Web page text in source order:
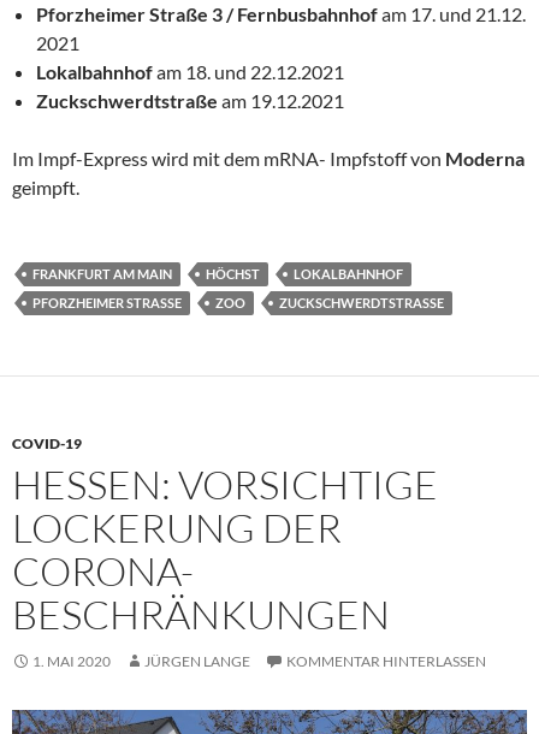
Pforzheimer Straße 3 / Fernbusbahnhofam 17. und 21.12.
2021
Lokalbahnhofam 18. und 22.12.2021
Zuckschwerdtstraße am 19.12.2021
Im Impf-Express wird mit dem mRNA- Impfstoff von Moderna
geimpft.
FRANKFURT AM MAIN HÖCHST
LOKALBAHNHOF
PFORZHEIMER STRASSE
ZOO ZUCKSCHWERDTSTRASSE
COVID-19
HESSEN: VORSICHTIGE
LOCKERUNG DER
CORONA-
BESCHRÄNKUNGEN
1. MAI 2020 JÜRGEN LANGE KOMMENTAR HINTERLASSEN